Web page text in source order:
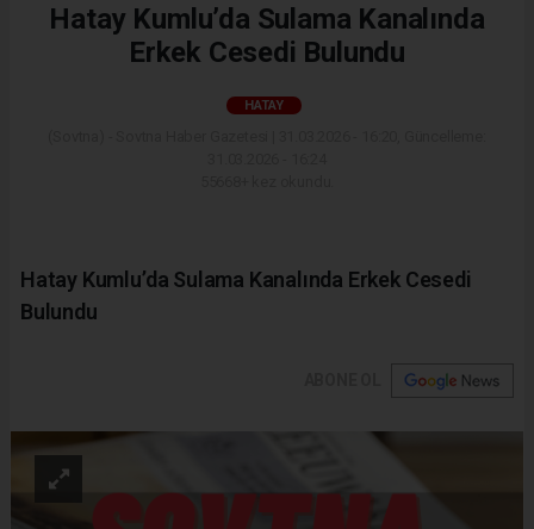
Hatay Kumlu’da Sulama Kanalında
Erkek Cesedi Bulundu
HATAY
Hatay Kumlu’da Sulama Kanalında Erkek Cesedi
Bulundu